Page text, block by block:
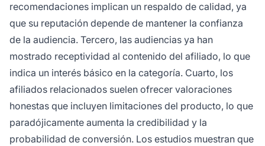
recomendaciones implican un respaldo de calidad, ya
que su reputación depende de mantener la confianza
de la audiencia. Tercero, las audiencias ya han
mostrado receptividad al contenido del afiliado, lo que
indica un interés básico en la categoría. Cuarto, los
afiliados relacionados suelen ofrecer valoraciones
honestas que incluyen limitaciones del producto, lo que
paradójicamente aumenta la credibilidad y la
probabilidad de conversión. Los estudios muestran que